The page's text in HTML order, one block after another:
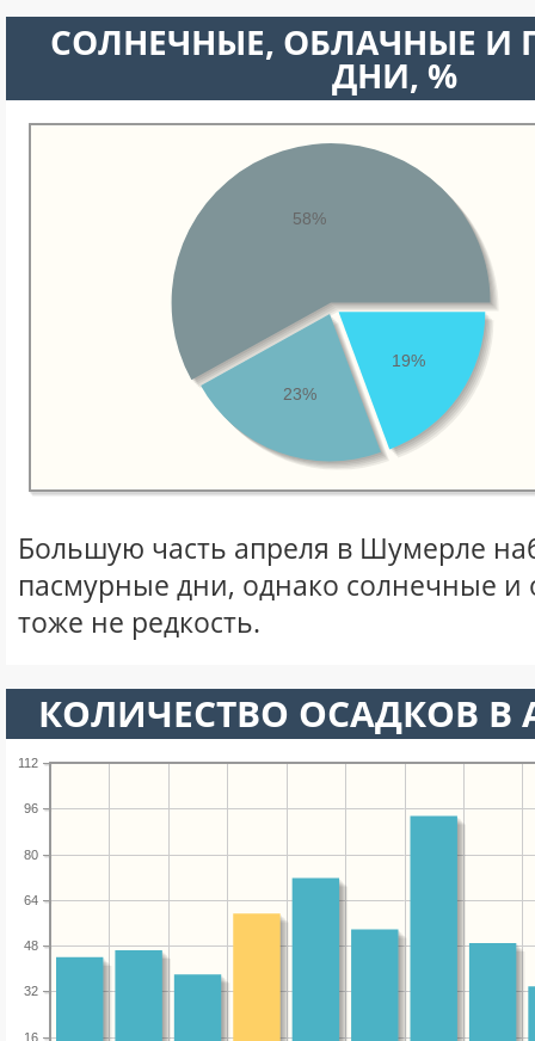
CОЛНЕЧНЫЕ, ОБЛАЧНЫЕ И
ДНИ, %
19%
23%
58%
Большую часть апреля в Шумерле
пасмурные дни, однако солнечные
тоже не редкость.
КОЛИЧЕСТВО ОСАДКОВ В
16
32
48
64
80
96
112